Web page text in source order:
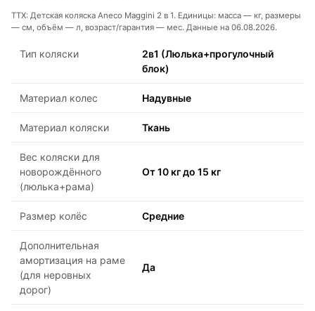
ТТХ: Детская коляска Aneco Maggini 2 в 1. Единицы: масса — кг, размеры
— см, объём — л, возраст/гарантия — мес. Данные на 06.08.2026.
Тип коляски
2в1 (Люлька+прогулочный
блок)
Материал колес Надувные
Материал коляски Ткань
Вес коляски для
новорождённого
(люлька+рама)
От 10 кг до 15 кг
Размер колёс Средние
Дополнительная
амортизация на раме
(для неровных
дорог)
Да